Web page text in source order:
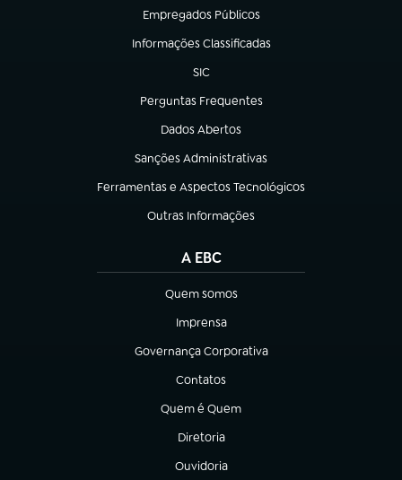
Empregados Públicos
(abre em nova aba)
Informações Classificadas
(abre em nova aba)
SIC
(abre em nova aba)
Perguntas Frequentes
(abre em nova aba)
Dados Abertos
(abre em nova aba)
Sanções Administrativas
(abre em nova aba)
Ferramentas e Aspectos Tecnológicos
(abre em nova aba)
Outras Informações
(abre em nova aba)
A EBC
Quem somos
(abre em nova aba)
Imprensa
(abre em nova aba)
Governança Corporativa
(abre em nova aba)
Contatos
(abre em nova aba)
Quem é Quem
(abre em nova aba)
Diretoria
(abre em nova aba)
Ouvidoria
(abre em nova aba)